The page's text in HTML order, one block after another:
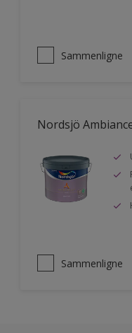
Sammenligne
Nordsjö
Sammenligne